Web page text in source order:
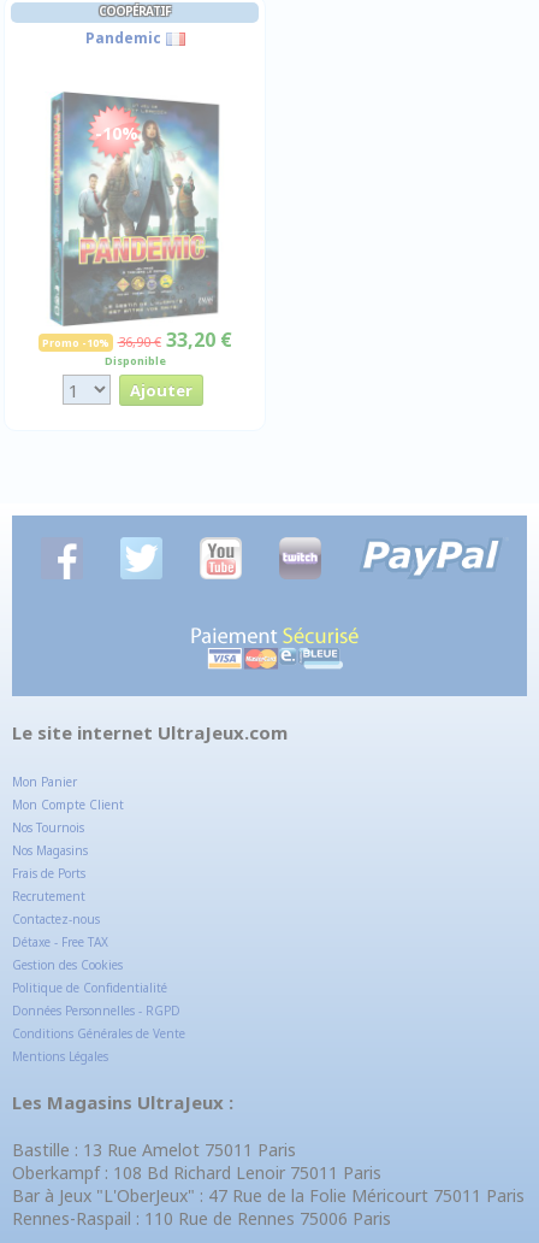
COOPÉRATIF
Pandemic
-10%
Promo -10% 36,90 € 33,20 €
Disponible
Le site internet UltraJeux.com
Mon Panier
Mon Compte Client
Nos Tournois
Nos Magasins
Frais de Ports
Recrutement
Contactez-nous
Détaxe - Free TAX
Gestion des Cookies
Politique de Confidentialité
Données Personnelles - RGPD
Conditions Générales de Vente
Mentions Légales
Les Magasins UltraJeux :
Bastille : 13 Rue Amelot 75011 Paris
Oberkampf : 108 Bd Richard Lenoir 75011 Paris
Bar à Jeux "L'OberJeux" : 47 Rue de la Folie Méricourt 75011 Paris
Rennes-Raspail : 110 Rue de Rennes 75006 Paris